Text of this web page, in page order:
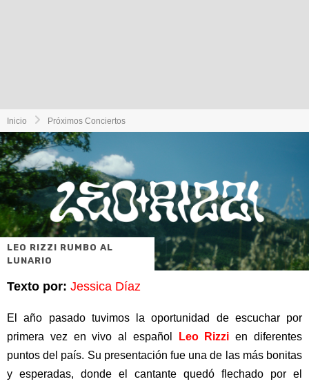
Inicio Próximos Conciertos
LEO RIZZI RUMBO AL
LUNARIO
Texto por: Jessica Díaz
El año pasado tuvimos la oportunidad de escuchar por
primera vez en vivo al español
Leo Rizzi en diferentes
puntos del país. Su presentación fue una de las más bonitas
y esperadas, donde el cantante quedó flechado por el